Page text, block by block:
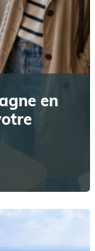
en